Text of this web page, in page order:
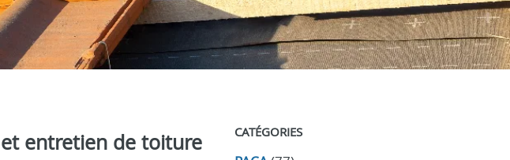
entretien de toiture CATÉGORIES